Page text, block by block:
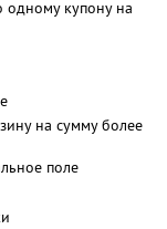
одному купону на
на сумму более
поле